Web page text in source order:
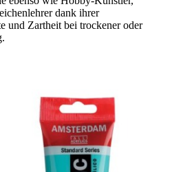
dank ihrer
und Zartheit bei trockener oder